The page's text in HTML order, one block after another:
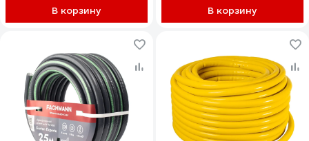
В корзину В корзину